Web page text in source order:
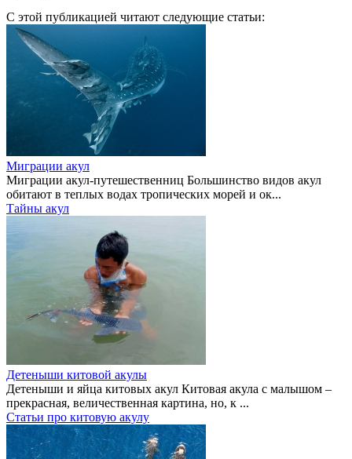
С этой публикацией читают следующие статьи:
Миграции акул
Миграции акул-путешественниц Большинство видов акул
обитают в теплых водах тропических морей и ок...
Тайны акул
Детеныши китовой акулы
Детеныши и яйца китовых акул Китовая акула с малышом –
прекрасная, величественная картина, но, к ...
Статьи про китовую акулу